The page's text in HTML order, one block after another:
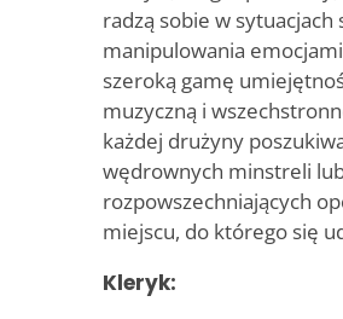
radzą sobie w
manipulowania
szeroką gamę
muzyczną i
każdej drużyny
wędrownych minstreli
rozpowszechniających
miejscu, do którego się
Kleryk: